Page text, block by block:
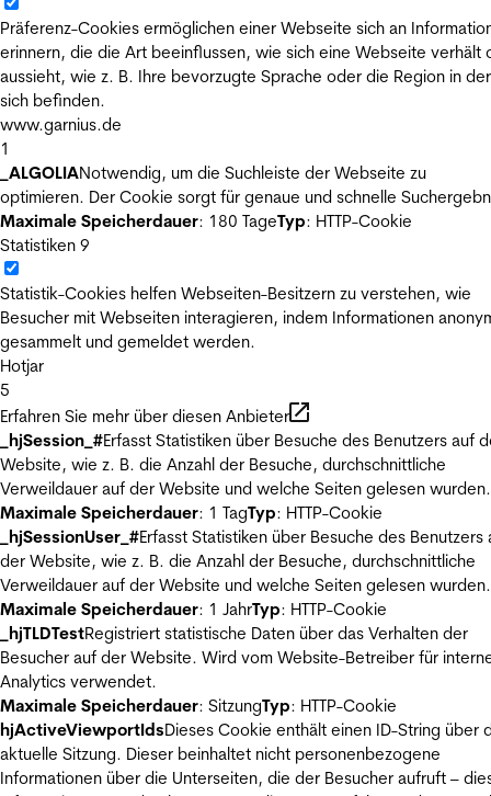
Präferenz-Cookies ermöglichen einer Webseite sich an
erinnern, die die Art beeinflussen, wie sich eine Webseite verhält
aussieht, wie z. B. Ihre bevorzugte Sprache oder die Region in
sich befinden.
www.garnius.de
1
_ALGOLIANotwendig, um die Suchleiste der Webseite zu
optimieren. Der Cookie sorgt für genaue und schnelle
Maximale Speicherdauer: 180 TageTyp: HTTP-Cookie
Statistiken 9
Statistik-Cookies helfen Webseiten-Besitzern zu verstehen, wie
Besucher mit Webseiten interagieren, indem Informationen
gesammelt und gemeldet werden.
Hotjar
5
Erfahren Sie mehr über diesen Anbieter
_hjSession_#Erfasst Statistiken über Besuche des Benutzers auf
Website, wie z. B. die Anzahl der Besuche, durchschnittliche
Verweildauer auf der Website und welche Seiten gelesen wurden.
Maximale Speicherdauer: 1 TagTyp: HTTP-Cookie
_hjSessionUser_#Erfasst Statistiken über Besuche des Benutzers
der Website, wie z. B. die Anzahl der Besuche, durchschnittliche
Verweildauer auf der Website und welche Seiten gelesen wurden.
Maximale Speicherdauer: 1 JahrTyp: HTTP-Cookie
_hjTLDTestRegistriert statistische Daten über das Verhalten der
Besucher auf der Website. Wird vom Website-Betreiber für
Analytics verwendet.
Maximale Speicherdauer: SitzungTyp: HTTP-Cookie
hjActiveViewportIdsDieses Cookie enthält einen ID-String über
aktuelle Sitzung. Dieser beinhaltet nicht personenbezogene
Informationen über die Unterseiten, die der Besucher aufruft –